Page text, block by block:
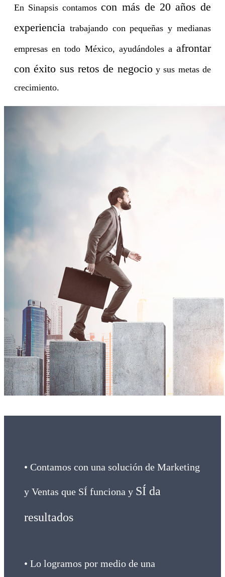
En Sinapsis contamoscon más de 20 años de
experiencia trabajando con pequeñas y medianas
empresas en todo México, ayudándoles a afrontar
con éxito sus retos de negocioy sus metas de
crecimiento.
• Contamos con una solución de Marketing
y Ventas que SÍ funciona y SÍ da
resultados
• Lo logramos por medio de una